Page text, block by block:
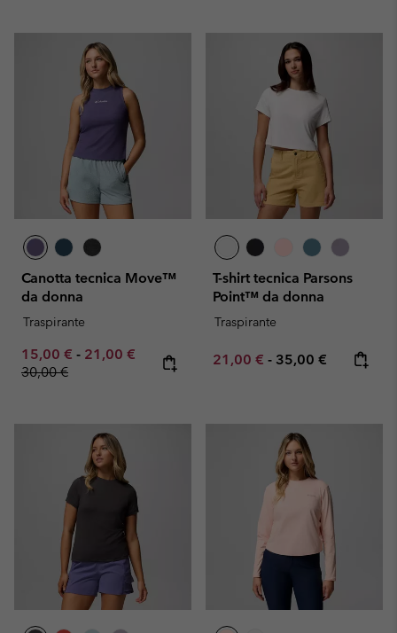
Canotta tecnica Move™
da donna
Traspirante
Minimum sale price:
15,00 € - Maximum sale price:
21,00 € Regular price:
30,00 €
T-shirt tecnica Parsons
Point™ da donna
Traspirante
Minimum sale price:
21,00 € - Maximum price:
35,00 €